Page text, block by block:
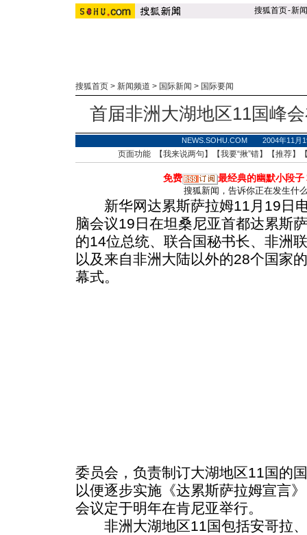
搜狐首页-新闻
搜狐首页 > 新闻频道 > 国际新闻 > 国际要闻
首届非洲大湖地区11国峰
NEWS.SOHU.COM 2004年11
页面功能 【我来说两句 】【我要“揪”错】【推荐】
免费 最经典的幽默小段子
搜狐新闻，告诉你正在发生什
新华网达累斯萨拉姆11月19日
脑会议19日在坦桑尼亚首都达累斯
的14位总统、联合国秘书长、非洲
以及来自非洲大陆以外的28个国家
幕式。
委员会，负责制订大湖地区11国的
以便逐步实施《达累斯萨拉姆宣言
会议定于明年在肯尼亚举行。
非洲大湖地区11国包括安哥拉、